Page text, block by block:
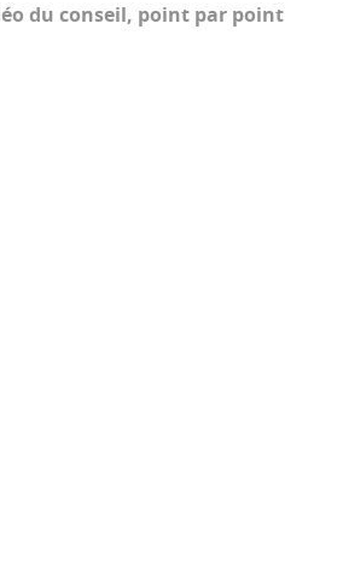
du conseil, point par point